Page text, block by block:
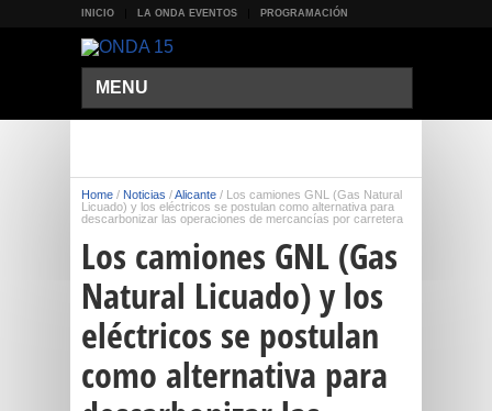
INICIO LA ONDA EVENTOS PROGRAMACIÓN
MENU
Home / Noticias /Alicante / Los camiones GNL (Gas Natural
Licuado) y los eléctricos se postulan como alternativa para
descarbonizar las operaciones de mercancías por carretera
Los camiones GNL (Gas
Natural Licuado) y los
eléctricos se postulan
como alternativa para